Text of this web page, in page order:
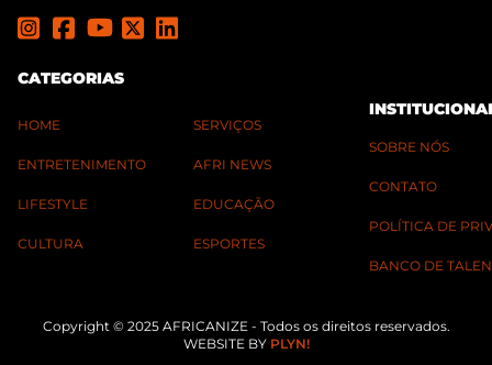
CATEGORIAS
HOME
ENTRETENIMENTO
LIFESTYLE
CULTURA
SERVIÇOS
AFRI NEWS
EDUCAÇÃO
ESPORTES
SOBRE NÓS
CONTATO
POLÍTICA DE
BANCO DE
Copyright © 2025 AFRICANIZE - Todos os direitos reservados.
WEBSITE BY PLYN!